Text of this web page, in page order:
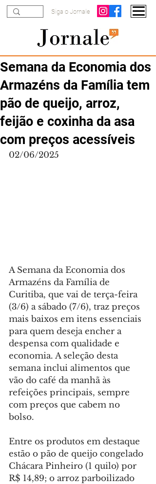
Siga o Jornale
Semana da Economia dos
Armazéns da Família tem
pão de queijo, arroz,
feijão e coxinha da asa
com preços acessíveis
02/06/2025
A Semana da Economia dos
Armazéns da Família de
Curitiba, que vai de terça-feira
(3/6) a sábado (7/6), traz preços
mais baixos em itens essenciais
para quem deseja encher a
despensa com qualidade e
economia. A seleção desta
semana inclui alimentos que
vão do café da manhã às
refeições principais, sempre
com preços que cabem no
bolso.
Entre os produtos em destaque
estão o pão de queijo congelado
Chácara Pinheiro (1 quilo) por
R$ 14,89; o arroz parboilizado